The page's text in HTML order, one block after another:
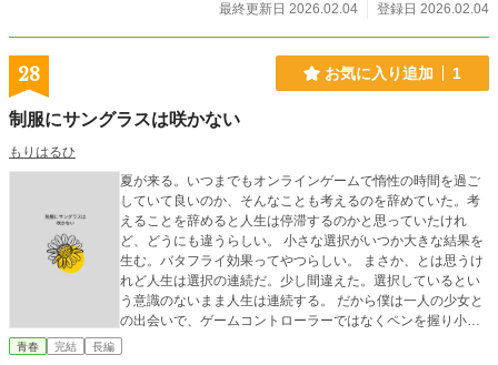
最終更新日 2026.02.04
登録日 2026.02.04
28 お気に入り追加 1
制服にサングラスは咲かない
もりはるひ
夏が来る。いつまでもオンラインゲームで惰性の時間を過ご
していて良いのか、そんなことも考えるのを辞めていた。考
えることを辞めると人生は停滞するのかと思っていたけれ
ど、どうにも違うらしい。 小さな選択がいつか大きな結果を
生む。バタフライ効果ってやつらしい。 まさか、とは思うけ
れど人生は選択の連続だ。少し間違えた。選択しているとい
う意識のないまま人生は連続する。 だから僕は一人の少女と
の出会いで、ゲームコントローラーではなくペンを握り小説
家になることになった。
青春 完結 長編